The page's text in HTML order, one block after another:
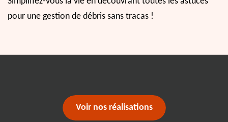
pour une gestion de débris sans tracas !
Voir nos réalisations